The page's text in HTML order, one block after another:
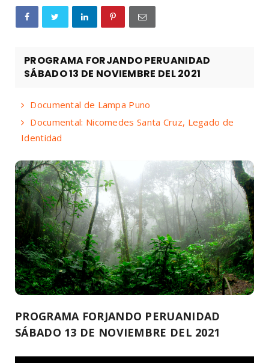
PROGRAMA FORJANDO PERUANIDAD
SÁBADO 13 DE NOVIEMBRE DEL 2021
Documental de Lampa Puno
Documental: Nicomedes Santa Cruz, Legado de
Identidad
PROGRAMA FORJANDO PERUANIDAD
SÁBADO 13 DE NOVIEMBRE DEL 2021